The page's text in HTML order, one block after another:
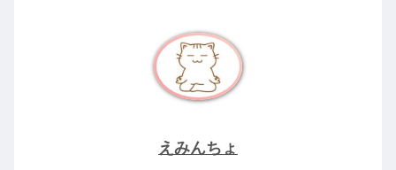
えみんちょ